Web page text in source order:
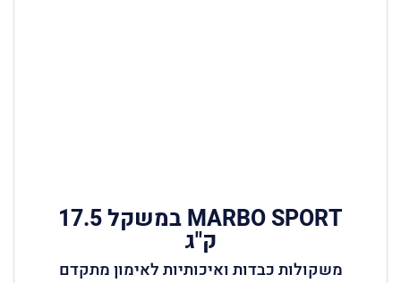
MARBO SPORT במשקל 17.5
ק"ג
משקולות כבדות ואיכותיות לאימון מתקדם